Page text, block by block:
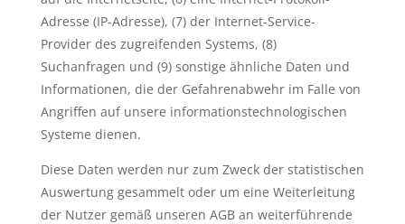
Adresse (IP-Adresse), (7) der Internet-Service-
Provider des zugreifenden Systems, (8)
Suchanfragen und (9) sonstige ähnliche Daten und
Informationen, die der Gefahrenabwehr im Falle von
Angriffen auf unsere informationstechnologischen
Systeme dienen.
Diese Daten werden nur zum Zweck der statistischen
Auswertung gesammelt oder um eine Weiterleitung
der Nutzer gemäß unseren AGB an weiterführende